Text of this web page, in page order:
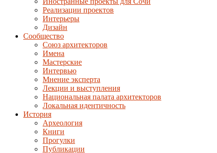
Реализации проектов
Интерьеры
Дизайн
Сообщество
Союз архитекторов
Имена
Мастерские
Интервью
Мнение эксперта
Лекции и выступления
Национальная палата архитекторов
Локальная идентичность
История
Археология
Книги
Прогулки
Публикации